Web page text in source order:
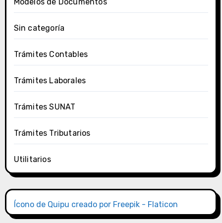
Sin categoría
Trámites Contables
Trámites Laborales
Trámites SUNAT
Trámites Tributarios
Utilitarios
Ícono de Quipu creado por Freepik - Flaticon